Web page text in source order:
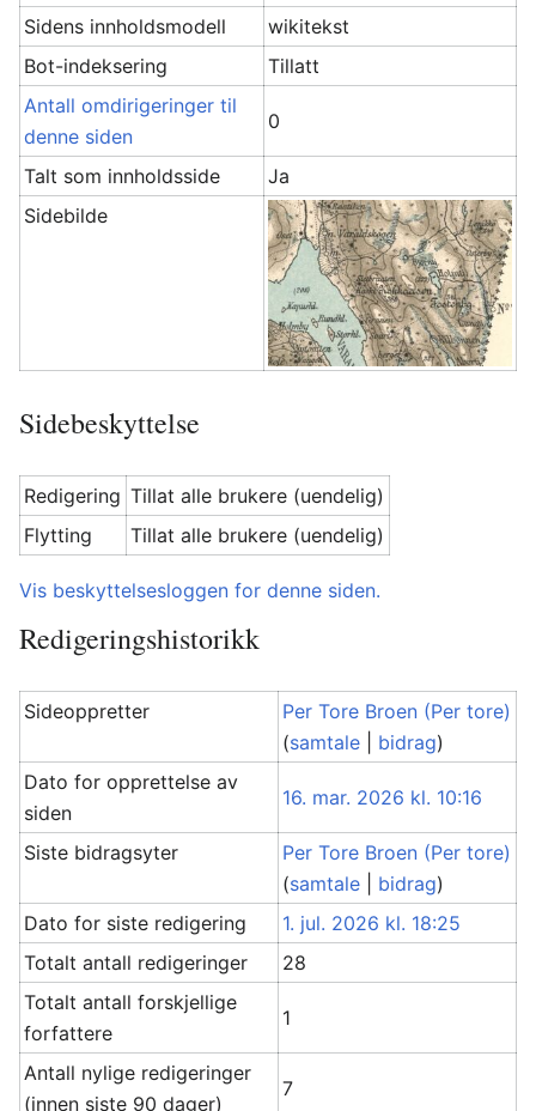
Sidens innholdsmodell
wikitekst
Bot-indeksering
Tillatt
Antall omdirigeringer til
denne siden
0
Talt som innholdsside
Ja
Sidebilde
Sidebeskyttelse
Redigering Tillat alle brukere (uendelig)
Flytting
Tillat alle brukere (uendelig)
Vis beskyttelsesloggen for denne siden.
Redigeringshistorikk
Sideoppretter
Per Tore Broen (Per tore)
(samtale bidrag)
Dato for opprettelse av
siden
16. mar. 2026 kl. 10:16
Siste bidragsyter
Per Tore Broen (Per tore)
(samtale bidrag)
Dato for siste redigering
1. jul. 2026 kl. 18:25
Totalt antall redigeringer
28
Totalt antall forskjellige
forfattere
1
Antall nylige redigeringer
(innen siste 90 dager)
7